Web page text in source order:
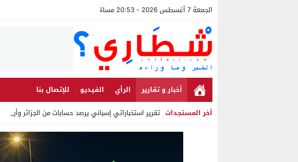
الجمعة 7 أغسطس 2026 - 20:53 مساءً
أخبار و تقارير الرأي الفيديو
للإتصال بنا
أخر المستجدات تقرير استخباراتي إسباني يرصد حسابات من الجزائر وأرقاما بـ”213 _
Stop